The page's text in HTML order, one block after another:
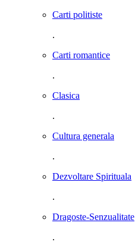
Carti politiste
.
Carti romantice
.
Clasica
.
Cultura generala
.
Dezvoltare Spirituala
.
Dragoste-Senzualitate
.